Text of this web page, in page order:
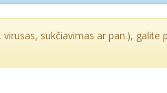
sukčiavimas ar pan.), galite